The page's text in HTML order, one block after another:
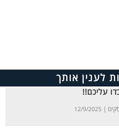
לענין אותך
עליכם!!
|
12/9/2025